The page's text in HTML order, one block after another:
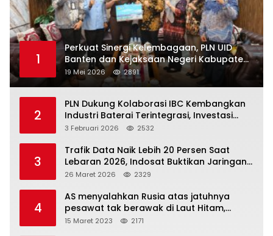
1
Perkuat Sinergi Kelembagaan, PLN UID
Banten dan Kejaksaan Negeri Kabupaten
Tangerang Kolaborasi Dukung Pelayanan
Publik
19 Mei 2026 2891
2
PLN Dukung Kolaborasi IBC Kembangkan
Industri Baterai Terintegrasi, Investasi
Capai USD 6 Miliar
3 Februari 2026 2532
3
Trafik Data Naik Lebih 20 Persen Saat
Lebaran 2026, Indosat Buktikan Jaringan
Tangguh Layani Jutaan Pemudik
26 Maret 2026 2329
4
AS menyalahkan Rusia atas jatuhnya
pesawat tak berawak di Laut Hitam,
Moskow menyangkal
15 Maret 2023 2171